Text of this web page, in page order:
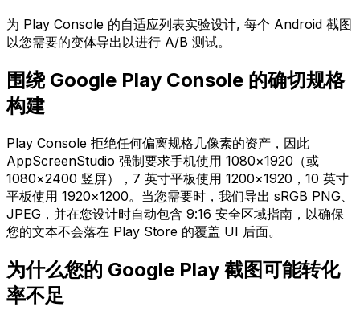
为 Play Console 的自适应列表实验设计, 每个 Android 截图
以您需要的变体导出以进行 A/B 测试。
围绕 Google Play Console 的确切规格
构建
Play Console 拒绝任何偏离规格几像素的资产，因此
AppScreenStudio 强制要求手机使用 1080×1920（或
1080×2400 竖屏），7 英寸平板使用 1200×1920，10 英寸
平板使用 1920×1200。当您需要时，我们导出 sRGB PNG、
JPEG，并在您设计时自动包含 9:16 安全区域指南，以确保
您的文本不会落在 Play Store 的覆盖 UI 后面。
为什么您的 Google Play 截图可能转化
率不足